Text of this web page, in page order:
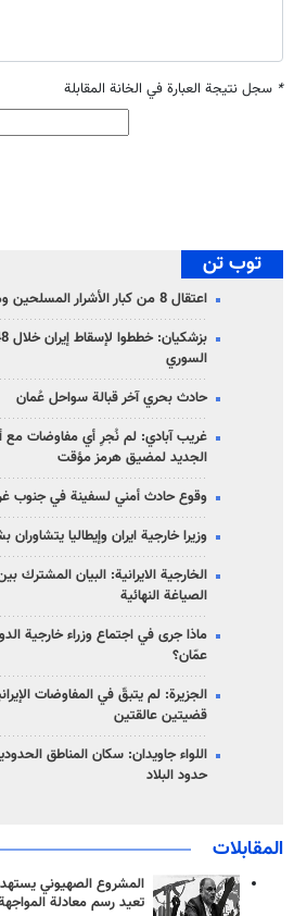
* سجل نتيجة العبارة في الخانة المقابلة
توب تن
اعتقال 8 من كبار الأشرار المسلحين ومنتسبي الجماعات الإرهابية
السوري
حادث بحري آخر قبالة سواحل عُمان
غريب آبادي: لم نُجرِ أي مفاوضات مع
الجديد لمضيق هرمز مؤقت
وقوع حادث أمني لسفينة في جنوب
وزيرا خارجية ايران وإيطاليا
الخارجية الايرانية: البيان المشترك
الصياغة النهائية
ماذا جرى في اجتماع وزراء خارجية
عمّان؟
الجزيرة: لم يتبقّ في المفاوضات
قضيتين عالقتين
اللواء جاويدان: سكان المناطق
حدود البلاد
المقابلات
المشروع الصهيوني
تعيد رسم معادلة